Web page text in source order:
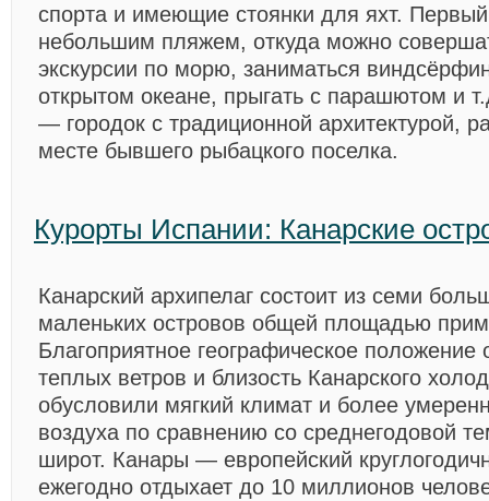
спорта и имеющие стоянки для яхт. Первый
небольшим пляжем, откуда можно
экскурсии по морю, заниматься
открытом океане, прыгать с парашютом и
— городок с традиционной архитектурой,
месте бывшего рыбацкого поселка.
Курорты Испании: Канарские
Канарский архипелаг состоит из семи
маленьких островов общей площадью
Благоприятное географическое положение
теплых ветров и близость Канарского
обусловили мягкий климат и более
воздуха по сравнению со среднегодовой
широт. Канары — европейский
ежегодно отдыхает до 10 миллионов